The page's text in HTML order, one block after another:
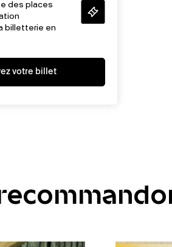
des places
billetterie en
votre billet